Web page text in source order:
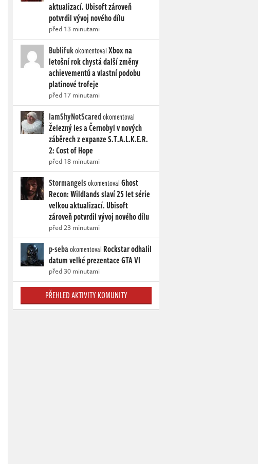
aktualizací. Ubisoft zároveň
potvrdil vývoj nového dílu
před 13 minutami
BublifukokomentovalXbox na
letošní rok chystá další změny
achievementů a vlastní podobu
platinové trofeje
před 17 minutami
IamShyNotScaredokomentoval
Železný les a Černobyl v nových
záběrech z expanze S.T.A.L.K.E.R.
2: Cost of Hope
před 18 minutami
StormangelsokomentovalGhost
Recon: Wildlands slaví 25 let série
velkou aktualizací. Ubisoft
zároveň potvrdil vývoj nového dílu
před 23 minutami
p-sebaokomentoval Rockstar odhalil
datum velké prezentace GTA VI
před 30 minutami
PŘEHLED AKTIVITY KOMUNITY